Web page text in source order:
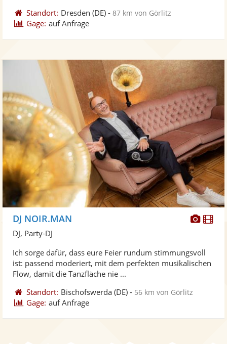
Standort: Dresden (DE) -87 km von Görlitz
Gage: auf Anfrage
Fotos
DJ NOIR.MAN
DJ, Party-DJ
Ich sorge dafür, dass eure Feier rundum stimmungsvoll
ist: passend moderiert, mit dem perfekten musikalischen
Flow, damit die Tanzfläche nie ...
Standort: Bischofswerda (DE) - 56 km von Görlitz
Gage: auf Anfrage